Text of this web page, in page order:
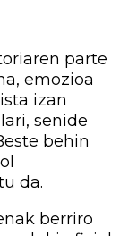
parte
emozioa
izan
senide
behin
da.
berriro